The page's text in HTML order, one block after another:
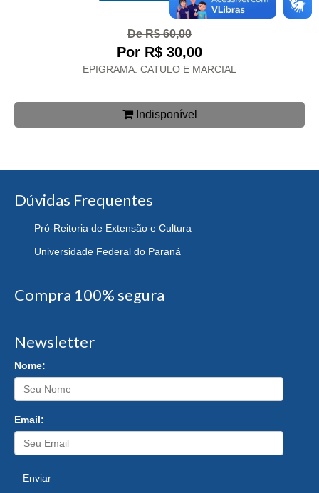
De R$ 60,00
Por R$ 30,00
EPIGRAMA: CATULO E MARCIAL
Indisponível
Dúvidas Frequentes
Pró-Reitoria de Extensão e Cultura
Universidade Federal do Paraná
Compra 100% segura
Newsletter
Nome:
Email:
Enviar